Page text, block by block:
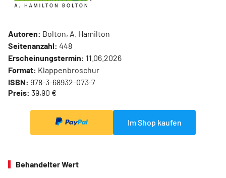
Autoren: Bolton, A. Hamilton
Seitenanzahl: 448
Erscheinungstermin: 11.06.2026
Format: Klappenbroschur
ISBN: 978-3-68932-073-7
Preis: 39,90 €
Im Shop kaufen
Behandelter Wert